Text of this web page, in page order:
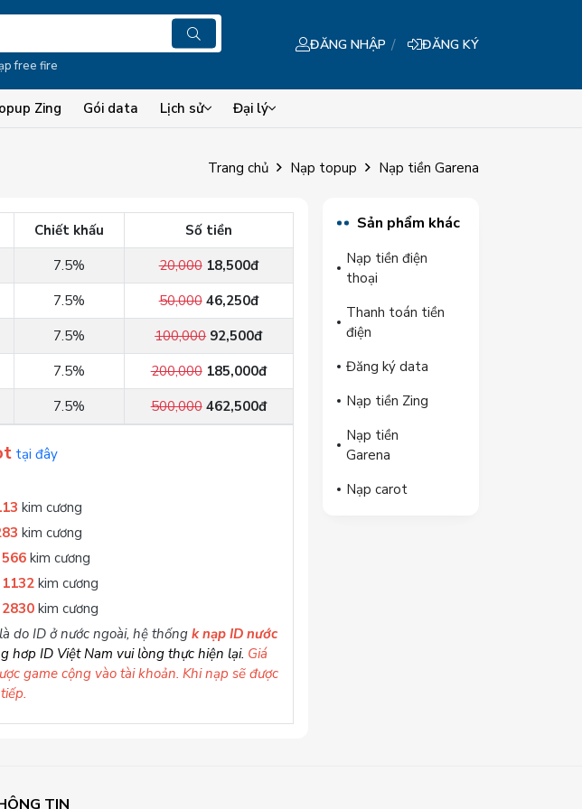
free fire
ĐĂNG NHẬP ĐĂNG KÝ
Zing Gói data Lịch sử Đại lý
Trang chủ Nạp topup Nạp tiền Garena
Chiết khấu
Số tiền
7.5% 20,000 18,500đ
7.5% 50,000 46,250đ
7.5% 100,000 92,500đ
7.5% 200,000 185,000đ
7.5% 500,000 462,500đ
tại đây
kim cương
kim cương
566 kim cương
1132 kim cương
2830 kim cương
do ID ở nước ngoài, hệ thốngk nạp ID nước
hơp ID Việt Nam vui lòng thực hiện lại. Giá
game cộng vào tài khoản. Khi nạp sẽ được
Sản phẩm khác
Nạp tiền điện
thoại
Thanh toán tiền
điện
Đăng ký data
Nạp tiền Zing
Nạp tiền
Garena
Nạp carot
TIN